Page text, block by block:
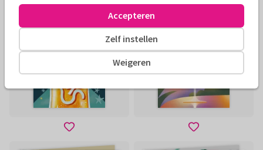
Weigeren
Zelf instellen
Accepteren